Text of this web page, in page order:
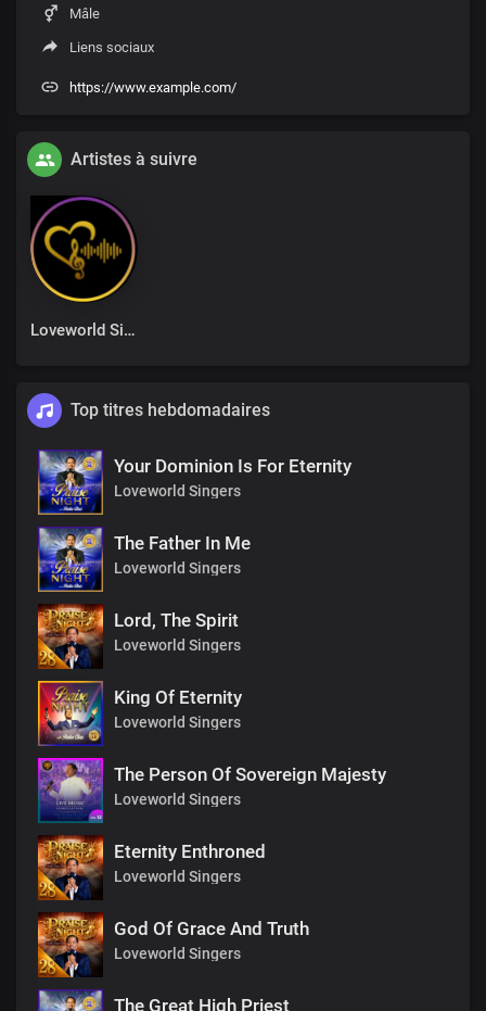
Mâle
Liens sociaux
https://www.example.com/
Artistes à suivre
Loveworld Singers
Top titres hebdomadaires
Your Dominion Is For Eternity
Loveworld Singers
The Father In Me
Loveworld Singers
Lord, The Spirit
Loveworld Singers
King Of Eternity
Loveworld Singers
The Person Of Sovereign Majesty
Loveworld Singers
Eternity Enthroned
Loveworld Singers
God Of Grace And Truth
Loveworld Singers
The Great High Priest